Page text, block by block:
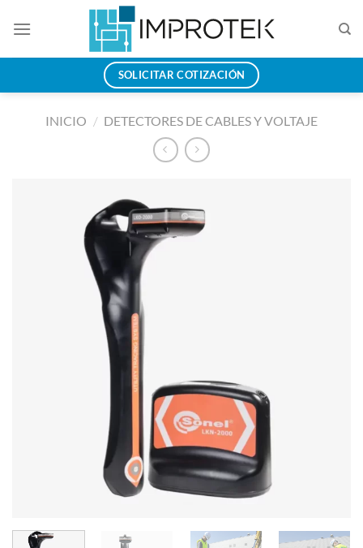
SOLICITAR COTIZACIÓN
INICIO / DETECTORES DE CABLES Y VOLTAJE